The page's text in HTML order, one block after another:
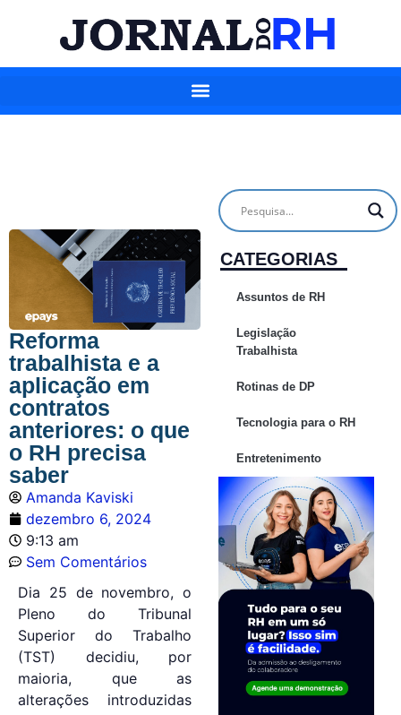
Reforma
trabalhista e a
aplicação em
contratos
anteriores: o que
o RH precisa
saber
Amanda Kaviski
dezembro 6, 2024
9:13 am
Sem Comentários
Dia 25 de novembro, o
Pleno do Tribunal
Superior do Trabalho
(TST) decidiu, por
maioria, que as
alterações introduzidas
CATEGORIAS
Assuntos de RH
Legislação
Trabalhista
Rotinas de DP
Tecnologia para o RH
Entretenimento